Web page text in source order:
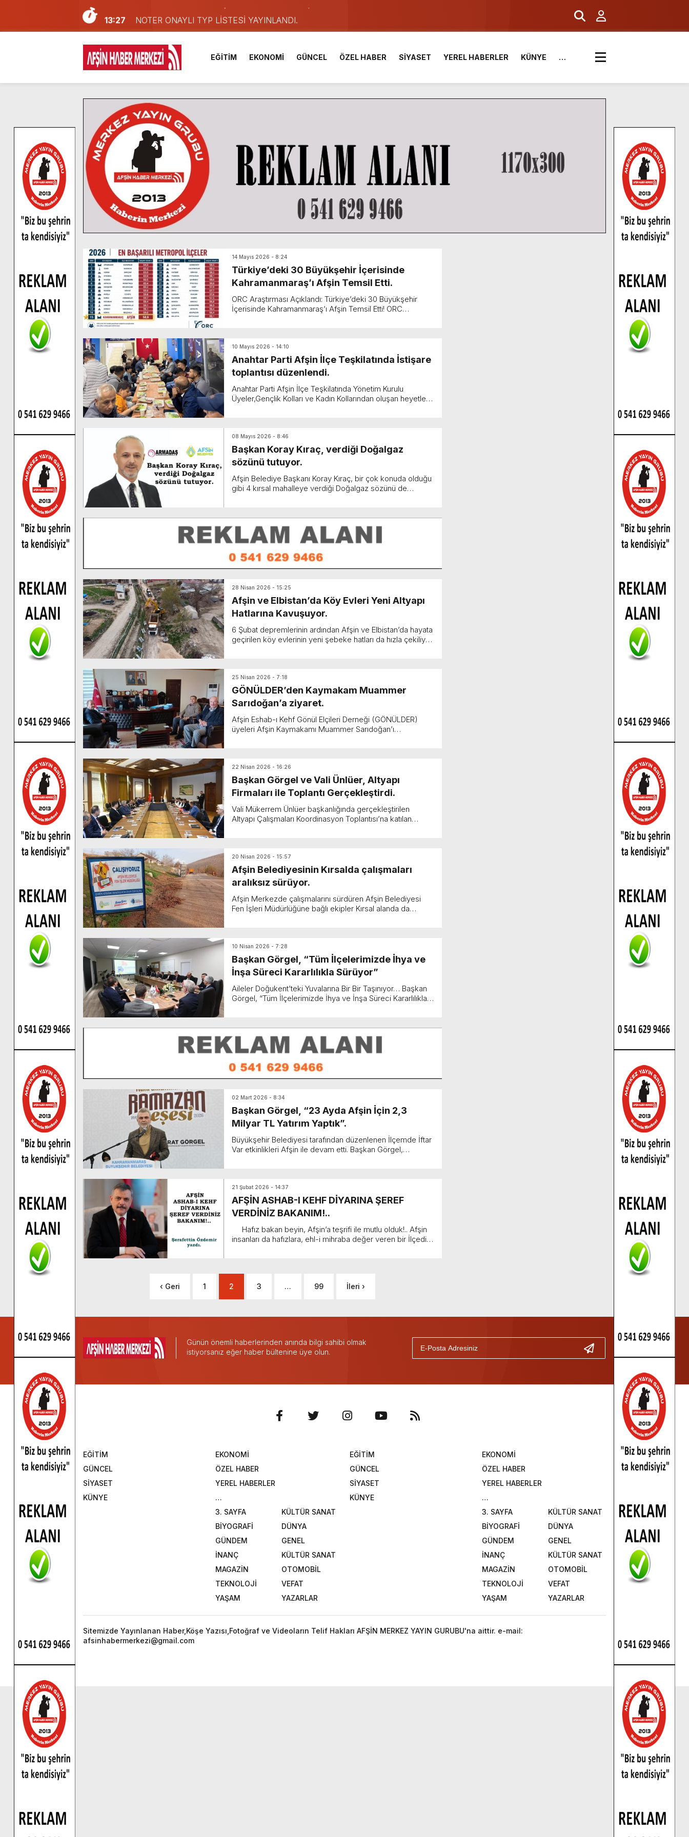
13:27
NOTER ONAYLI TYP LİSTESİ YAYINLANDI.
11:22
KAFUM Fuar Alanı Bulut ve Yavuz’un Ezgileriyle Şenlendi.
8:06
Afşinli bir hemşehrimizin de olduğu Filistin Konvoyu, güçlenerek ilerliyor.
14:05
Madrigal, Perşembe Günü KAFUM’da Sahne Alacak.
7:39
KEDİNİZ Mİ VAR?
7:27
Cumhurbaşkanı Erdoğan, Ayser Çalık Ortaokulu Şehitlerinin Aileleriyle Bir Araya Geldi.
13:57
Afşin Heyetinden Kaymakam Muammer Sarıdoğan’a Beşikdüzü’nde hayırlı olsun ziyareti.
10:34
Vatandaşlardan Ağustos Fuarı’na Tam Not.
16:48
Pusula Maraş Kamplarında 2 Bin Genç Doğa ve Bilimle Buluştu.
16:10
Uluslararası Bisiklet Yarışması’nda En Zorlu Etap Tamamlandı.
EĞİTİM EKONOMİ GÜNCEL ÖZEL HABER SİYASET YEREL HABERLER KÜNYE …
14 Mayıs 2026 - 8:24
Türkiye’deki 30 Büyükşehir İçerisinde
Kahramanmaraş’ı Afşin Temsil Etti.
ORC Araştırması Açıklandı: Türkiye’deki 30 Büyükşehir
İçerisinde Kahramanmaraş’ı Afşin Temsil Etti! ORC
10 Mayıs 2026 - 14:10
Anahtar Parti Afşin İlçe Teşkilatında İstişare
toplantısı düzenlendi.
Anahtar Parti Afşin İlçe Teşkilatında Yönetim Kurulu
Üyeler,Gençlik Kolları ve Kadın Kollarından oluşan heyetle
08 Mayıs 2026 - 8:46
Başkan Koray Kıraç, verdiği Doğalgaz
sözünü tutuyor.
Afşin Belediye Başkanı Koray Kıraç, bir çok konuda olduğu
gibi 4 kırsal mahalleye verdiği Doğalgaz sözünü de
28 Nisan 2026 - 15:25
Afşin ve Elbistan’da Köy Evleri Yeni Altyapı
Hatlarına Kavuşuyor.
6 Şubat depremlerinin ardından Afşin ve Elbistan’da hayata
geçirilen köy evlerinin yeni şebeke hatları da hızla çekiliyor.
25 Nisan 2026 - 7:18
GÖNÜLDER’den Kaymakam Muammer
Sarıdoğan’a ziyaret.
Afşin Eshab-ı Kehf Gönül Elçileri Derneği (GÖNÜLDER)
üyeleri Afşin Kaymakamı Muammer Sarıdoğan’ı
22 Nisan 2026 - 16:26
Başkan Görgel ve Vali Ünlüer, Altyapı
Firmaları ile Toplantı Gerçekleştirdi.
Vali Mükerrem Ünlüer başkanlığında gerçekleştirilen
Altyapı Çalışmaları Koordinasyon Toplantısı’na katılan
20 Nisan 2026 - 15:57
Afşin Belediyesinin Kırsalda çalışmaları
aralıksız sürüyor.
Afşin Merkezde çalışmalarını sürdüren Afşin Belediyesi
Fen İşleri Müdürlüğüne bağlı ekipler Kırsal alanda da
10 Nisan 2026 - 7:28
Başkan Görgel, “Tüm İlçelerimizde İhya ve
İnşa Süreci Kararlılıkla Sürüyor”
Aileler Doğukent’teki Yuvalarına Bir Bir Taşınıyor… Başkan
Görgel, “Tüm İlçelerimizde İhya ve İnşa Süreci Kararlılıkla
02 Mart 2026 - 8:34
Başkan Görgel, “23 Ayda Afşin İçin 2,3
Milyar TL Yatırım Yaptık”.
Büyükşehir Belediyesi tarafından düzenlenen İlçemde İftar
Var etkinlikleri Afşin ile devam etti. Başkan Görgel,
21 Şubat 2026 - 14:37
AFŞİN ASHAB-I KEHF DİYARINA ŞEREF
VERDİNİZ BAKANIM!..
Hafız bakan beyin, Afşin’a teşrifi ile mutlu olduk!.. Afşin
insanları da hafızlara, ehl-i mihraba değer veren bir İlçedir.
‹ Geri 1 2 3 … 99 İleri ›
Günün önemli haberlerinden anında bilgi sahibi olmak
istiyorsanız eğer haber bültenine üye olun.
EĞİTİM
EKONOMİ
GÜNCEL
ÖZEL HABER
SİYASET
YEREL HABERLER
KÜNYE
…
3. SAYFA
KÜLTÜR SANAT
BİYOGRAFİ
DÜNYA
GÜNDEM
GENEL
İNANÇ
KÜLTÜR SANAT
MAGAZİN
OTOMOBİL
TEKNOLOJİ
VEFAT
YAŞAM
YAZARLAR
EĞİTİM
EKONOMİ
GÜNCEL
ÖZEL HABER
SİYASET
YEREL HABERLER
KÜNYE
…
3. SAYFA
KÜLTÜR SANAT
BİYOGRAFİ
DÜNYA
GÜNDEM
GENEL
İNANÇ
KÜLTÜR SANAT
MAGAZİN
OTOMOBİL
TEKNOLOJİ
VEFAT
YAŞAM
YAZARLAR
Sitemizde Yayınlanan Haber,Köşe Yazısı,Fotoğraf ve Videoların Telif Hakları AFŞİN MERKEZ YAYIN GURUBU'na aittir. e-mail:
afsinhabermerkezi@gmail.com